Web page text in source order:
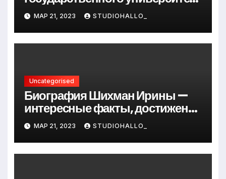
Андрея Сидорова — от студента
до руководителя
МАР 21, 2023 STUDIOHALLO_
Uncategorised
Биография Шихман Ирины —
интересные факты, достижения
и путь к успеху
МАР 21, 2023 STUDIOHALLO_